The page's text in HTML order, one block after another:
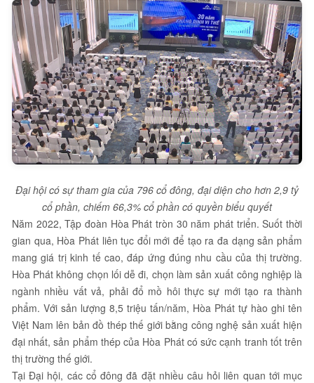
Đại hội có sự tham gia của 796 cổ đông, đại diện cho hơn 2,9 tỷ
cổ phần, chiếm 66,3% cổ phần có quyền biểu quyết
Năm 2022, Tập đoàn Hòa Phát tròn 30 năm phát triển. Suốt thời
gian qua, Hòa Phát liên tục đổi mới để tạo ra đa dạng sản phẩm
mang giá trị kinh tế cao, đáp ứng đúng nhu cầu của thị trường.
Hòa Phát không chọn lối dễ đi, chọn làm sản xuất công nghiệp là
ngành nhiều vất vả, phải đổ mồ hôi thực sự mới tạo ra thành
phẩm. Với sản lượng 8,5 triệu tấn/năm, Hòa Phát tự hào ghi tên
Việt Nam lên bản đồ thép thế giới bằng công nghệ sản xuất hiện
đại nhất, sản phẩm thép của Hòa Phát có sức cạnh tranh tốt trên
thị trường thế giới.
Tại Đại hội, các cổ đông đã đặt nhiều câu hỏi liên quan tới mục